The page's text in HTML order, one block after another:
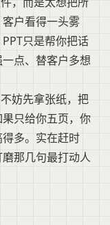
户看得一头雾
只是帮你把话
点、替客户多想
妨先拿张纸，把
只给你五页，你
多。实在赶时
那几句最打动人